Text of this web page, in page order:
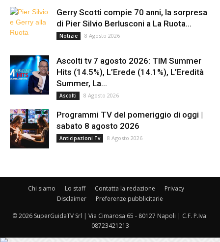
Gerry Scotti compie 70 anni, la sorpresa
di Pier Silvio Berlusconi a La Ruota...
Notizie 8 Agosto 2026
Ascolti tv 7 agosto 2026: TIM Summer
Hits (14.5%), L’Erede (14.1%), L’Eredità
Summer, La...
Ascolti 8 Agosto 2026
Programmi TV del pomeriggio di oggi |
sabato 8 agosto 2026
Anticipazioni Tv 8 Agosto 2026
Chi siamo Lo staff Contatta la redazione
Privacy
Disclaimer
Preferenze pubblicitarie
© 2026 SuperGuidaTV Srl | Via Cimarosa 65 - 80127 Napoli | C.F. P.Iva:
08723421213